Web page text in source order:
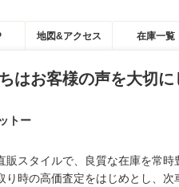
地図&アクセス 在庫一覧
はお客様の声を大切
トー
販スタイルで、良質な在庫を常時
り時の高価査定をはじめとし、次